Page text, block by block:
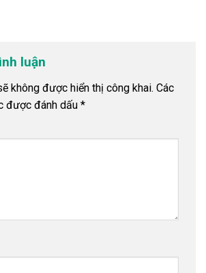
luận
không được hiển thị công khai. Các
được đánh dấu *